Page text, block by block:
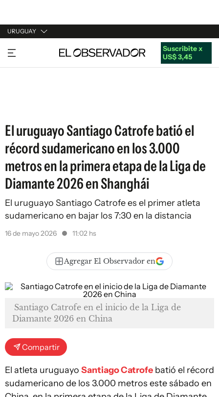
URUGUAY
URUGUAY
ARGENTINA
Suscribite x
US$ 3,45
El uruguayo Santiago Catrofe batió el
récord sudamericano en los 3.000
metros en la primera etapa de la Liga de
Diamante 2026 en Shanghái
El uruguayo Santiago Catrofe es el primer atleta
sudamericano en bajar los 7:30 en la distancia
16 de mayo 2026 11:02 hs
Agregar El Observador en
Santiago Catrofe en el inicio de la Liga de
Diamante 2026 en China
Compartir
El atleta uruguayo Santiago Catrofe batió el récord
sudamericano de los 3.000 metros este sábado en